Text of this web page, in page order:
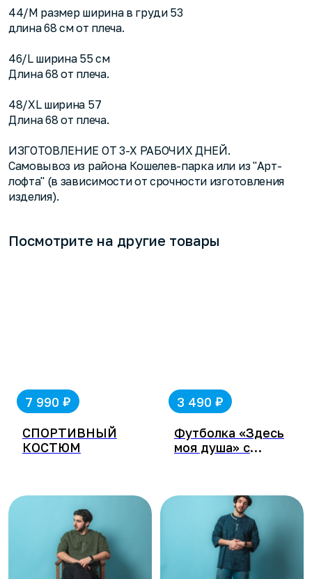
44/M размер ширина в груди 53
длина 68 см от плеча.
46/L ширина 55 см
Длина 68 от плеча.
48/XL ширина 57
Длина 68 от плеча.
ИЗГОТОВЛЕНИЕ ОТ 3-Х РАБОЧИХ ДНЕЙ.
Самовывоз из района Кошелев-парка или из "Арт-
лофта" (в зависимости от срочности изготовления
изделия).
Посмотрите на другие товары
СПОРТИВНЫЙ
КОСТЮМ
7 990 ₽
Футболка «Здесь
моя душа» с
3 490 ₽